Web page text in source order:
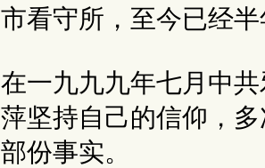
市看守所，至今已经
在一九九九年七月中
萍坚持自己的信仰，
部份事实。